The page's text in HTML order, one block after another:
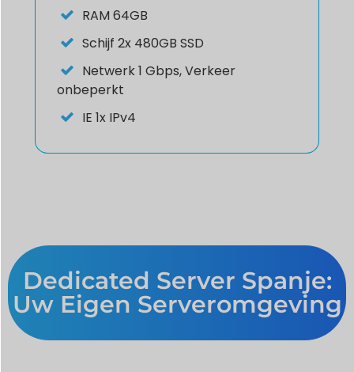
RAM 64GB
Schijf 2x 480GB SSD
Netwerk1 Gbps, Verkeer
onbeperkt
IE 1x IPv4
Dedicated Server Spanje:
Uw Eigen Serveromgeving